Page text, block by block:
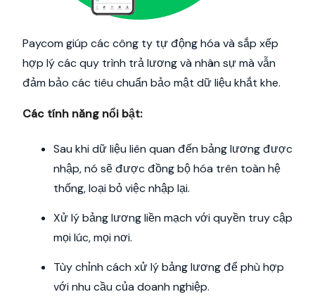
Paycom giúp các công ty tự động hóa và sắp xếp
hợp lý các quy trình trả lương và nhân sự mà vẫn
đảm bảo các tiêu chuẩn bảo mật dữ liệu khắt khe.
Các tính năng nổi bật:
Sau khi dữ liệu liên quan đến bảng lương được
nhập, nó sẽ được đồng bộ hóa trên toàn hệ
thống, loại bỏ việc nhập lại.
Xử lý bảng lương liền mạch với quyền truy cập
mọi lúc, mọi nơi.
Tùy chỉnh cách xử lý bảng lương để phù hợp
với nhu cầu của doanh nghiệp.